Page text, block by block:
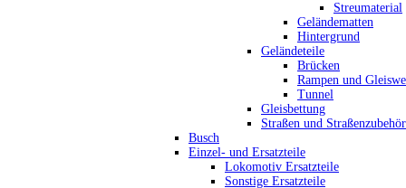
Streumaterial
Geländematten
Hintergrund
Geländeteile
Brücken
Rampen und
Tunnel
Gleisbettung
Straßen und Straßenzubehör
Busch
Einzel- und Ersatzteile
Lokomotiv Ersatzteile
Sonstige Ersatzteile